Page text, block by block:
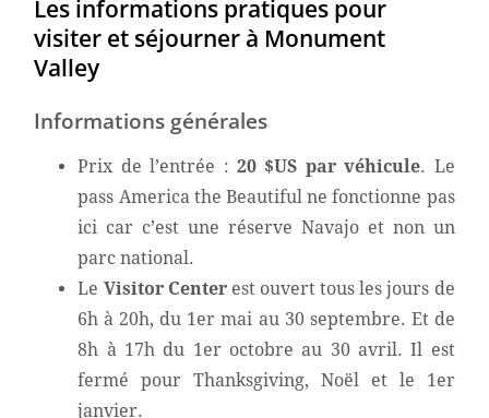
Les informations pratiques pour
visiter et séjourner à Monument
Valley
Informations générales
Prix de l’entrée : 20 $US par véhicule. Le
pass America the Beautiful ne fonctionne pas
ici car c’est une réserve Navajo et non un
parc national.
Le Visitor Centerest ouvert tous les jours de
6h à 20h, du 1er mai au 30 septembre. Et de
8h à 17h du 1er octobre au 30 avril. Il est
fermé pour Thanksgiving, Noël et le 1er
janvier.